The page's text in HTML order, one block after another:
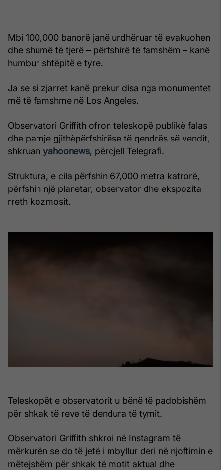
Mbi 100,000 banorë janë urdhëruar të evakuohen
dhe shumë të tjerë – përfshirë të famshëm – kanë
humbur shtëpitë e tyre.
Ja se si zjarret kanë prekur disa nga monumentet
më të famshme në Los Angeles.
Observatori Griffith ofron teleskopë publikë falas
dhe pamje gjithëpërfshirëse të qendrës së vendit,
shkruan yahoonews, përcjell Telegrafi.
Struktura, e cila përfshin 67,000 metra katrorë,
përfshin një planetar, observator dhe ekspozita
rreth kozmosit.
Teleskopët e observatorit u bënë të padobishëm
për shkak të reve të dendura të tymit.
Observatori Griffith shkroi në Instagram të
mërkurën se do të jetë i mbyllur deri në njoftimin e
mëtejshëm për shkak të motit aktual dhe